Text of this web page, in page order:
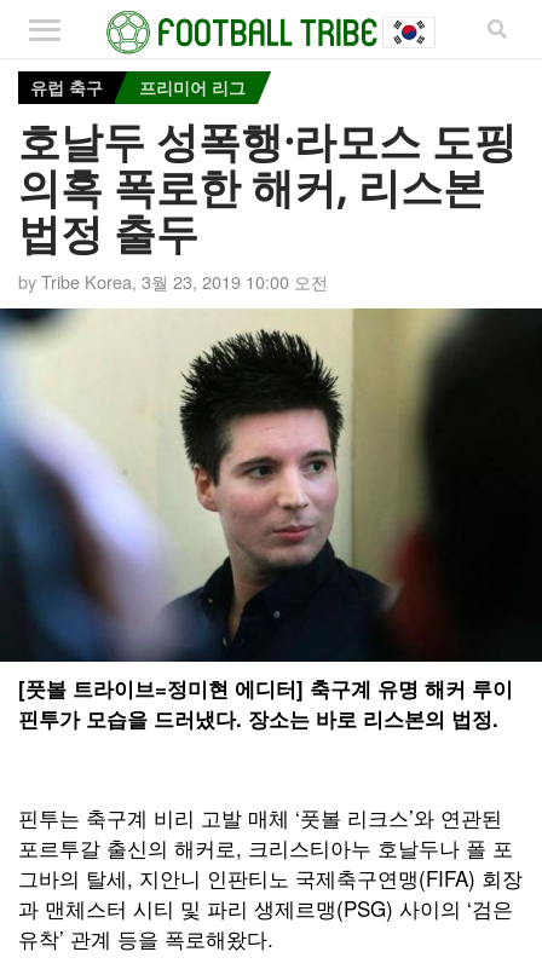
유럽 축구 프리미어 리그
호날두 성폭행·라모스 도핑
의혹 폭로한 해커, 리스본
법정 출두
byTribe Korea, 3월 23, 2019 10:00 오전
[풋볼 트라이브=정미현 에디터] 축구계 유명 해커 루이
핀투가 모습을 드러냈다. 장소는 바로 리스본의 법정.
핀투는 축구계 비리 고발 매체 ‘풋볼 리크스’와 연관된
포르투갈 출신의 해커로, 크리스티아누 호날두나 폴 포
그바의 탈세, 지안니 인판티노 국제축구연맹(FIFA) 회장
과 맨체스터 시티 및 파리 생제르맹(PSG) 사이의 ‘검은
유착’ 관계 등을 폭로해왔다.